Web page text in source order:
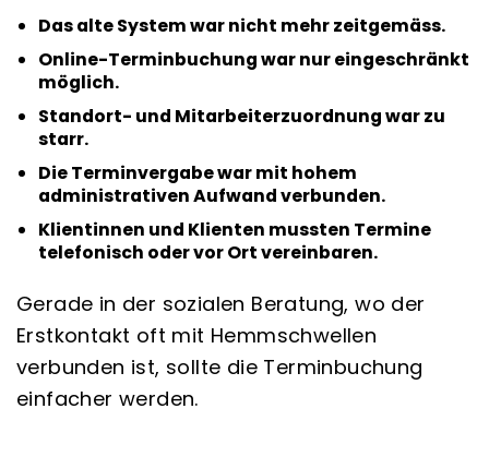
Das alte System war nicht mehr zeitgemäss.
Online-Terminbuchung war nur eingeschränkt
möglich.
Standort- und Mitarbeiterzuordnung war zu
starr.
Die Terminvergabe war mit hohem
administrativen Aufwand verbunden.
Klientinnen und Klienten mussten Termine
telefonisch oder vor Ort vereinbaren.
Gerade in der sozialen Beratung, wo der
Erstkontakt oft mit Hemmschwellen
verbunden ist, sollte die Terminbuchung
einfacher werden.